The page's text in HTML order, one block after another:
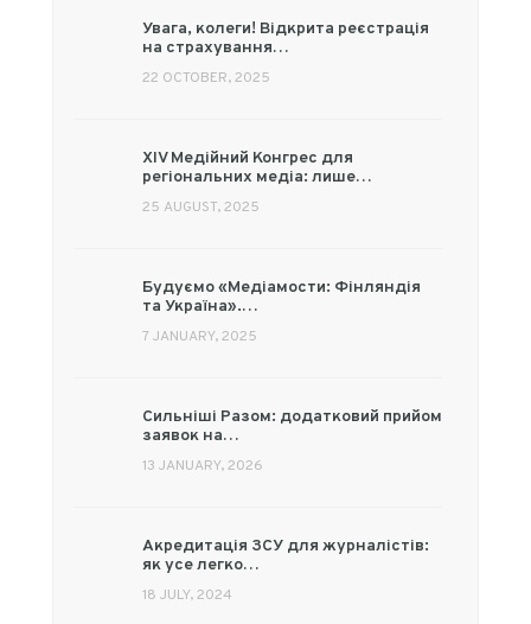
Увага, колеги! Відкрита реєстрація
на страхування…
22 OCTOBER, 2025
XIV Медійний Конгрес для
регіональних медіа: лише…
25 AUGUST, 2025
Будуємо «Медіамости: Фінляндія
та Україна».…
7 JANUARY, 2025
Сильніші Разом: додатковий прийом
заявок на…
13 JANUARY, 2026
Акредитація ЗСУ для журналістів:
як усе легко…
18 JULY, 2024